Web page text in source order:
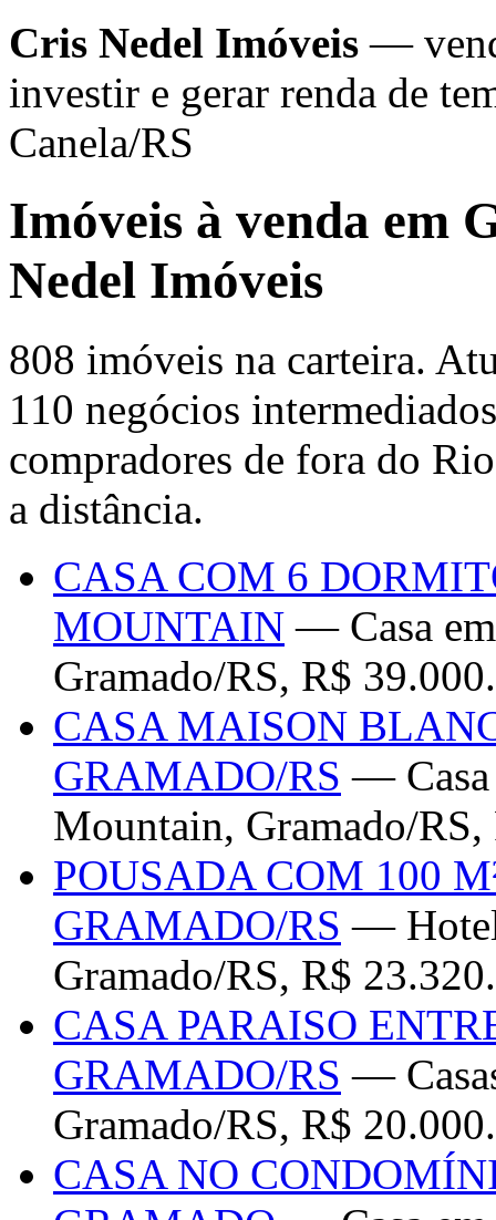
Cris Nedel Imóveis —
investir e gerar renda de
Canela/RS
Imóveis à venda em
Nedel Imóveis
808 imóveis na carteira.
110 negócios
compradores de fora do
a distância.
CASA COM 6
MOUNTAIN — Casa
Gramado/RS, R$
CASA MAISON
GRAMADO/RS — Casa
Mountain, Gramado/
POUSADA COM 100
GRAMADO/RS — Hotel
Gramado/RS, R$
CASA PARAISO
GRAMADO/RS —
Gramado/RS, R$
CASA NO